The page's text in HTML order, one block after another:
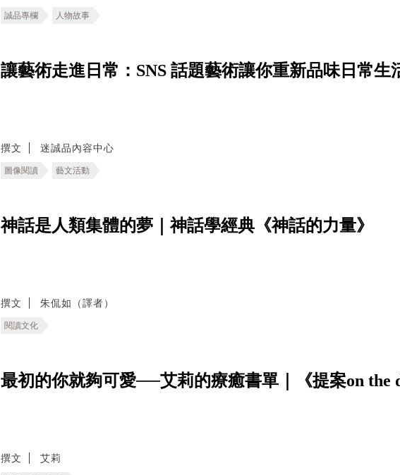
誠品專欄 人物故事
讓藝術走進日常：SNS 話題藝術讓你重新品味日常生
撰文 迷誠品內容中心
圖像閱讀 藝文活動
神話是人類集體的夢｜神話學經典《神話的力量》
撰文 朱侃如（譯者）
閱讀文化
最初的你就夠可愛──艾莉的療癒書單｜《提案on the
撰文 艾莉